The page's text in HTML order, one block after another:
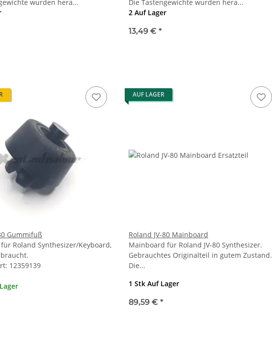
wurden hera...
Die Tastengewichte wurden hera...
2 Auf Lager
13,49 € *
Gummifuß
Roland Synthesizer/Keyboard,
12359139
AUF LAGER
Roland JV-80 Mainboard
Mainboard für Roland JV-80 Synthesizer.
Gebrauchtes Originalteil in gutem Zustand.
Die...
1 Stk Auf Lager
89,59 € *